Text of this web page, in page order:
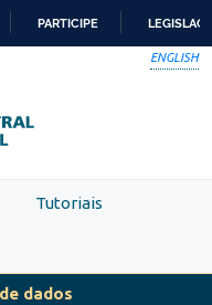
PARTICIPE
ENGLISH
Tutoriais
dados